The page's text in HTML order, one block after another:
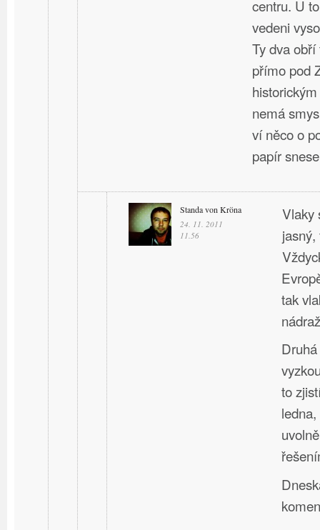
centru. U
vedeni
Ty dva
přímo pod
nemá
ví něco o
papír
Standa von Kröna
24. 11. 2011
11.56
Vlaky
tak
to